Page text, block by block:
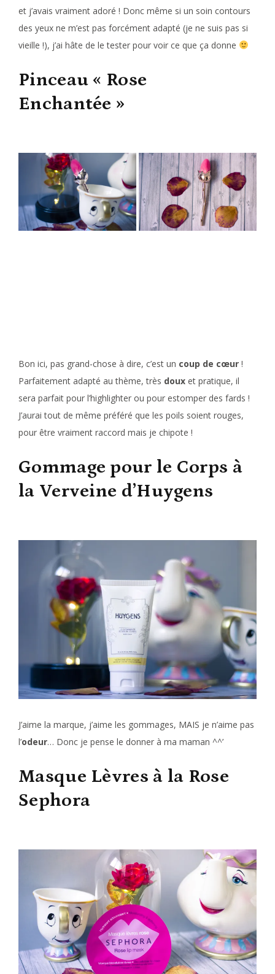
et j’avais vraiment adoré ! Donc même si un soin contours
des yeux ne m’est pas forcément adapté (je ne suis pas si
vieille !), j’ai hâte de le tester pour voir ce que ça donne
Pinceau « Rose
Enchantée »
Bon ici, pas grand-chose à dire, c’est un coup de cœur !
Parfaitement adapté au thème, très doux et pratique, il
sera parfait pour l’highlighter ou pour estomper des fards !
J’aurai tout de même préféré que les poils soient rouges,
pour être vraiment raccord mais je chipote !
Gommage pour le Corps à
la Verveine d’Huygens
J’aime la marque, j’aime les gommages, MAIS je n’aime pas
l’odeur… Donc je pense le donner à ma maman ^^’
Masque Lèvres à la Rose
Sephora